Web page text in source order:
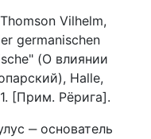
Vilhelm,
germanischen
(О влиянии
Halle,
[Прим. Рёрига].
‒ основатель